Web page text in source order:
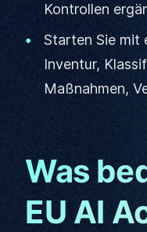
Kontrollen
Starten Sie mit
Inventur,
Maßnahmen,
Was
EU AI